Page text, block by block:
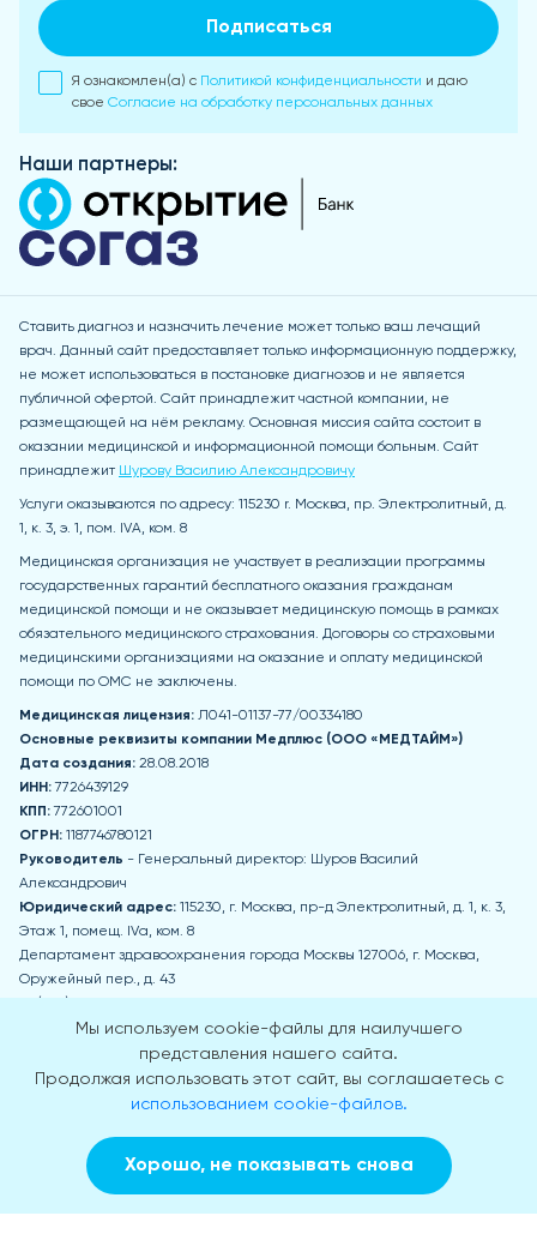
Подписаться
Я ознакомлен(а) с Политикой конфиденциальности и даю
свое Согласие на обработку персональных данных
Наши партнеры:
Ставить диагноз и назначить лечение может только ваш лечащий
врач. Данный сайт предоставляет только информационную поддержку,
не может использоваться в постановке диагнозов и не является
публичной офертой. Сайт принадлежит частной компании, не
размещающей на нём рекламу. Основная миссия сайта состоит в
оказании медицинской и информационной помощи больным. Сайт
принадлежит Шурову Василию Александровичу
Услуги оказываются по адресу: 115230 r. Москва, пр. Электролитный, д.
1, к. 3, э. 1, пом. IVA, ком. 8
Медицинская организация не участвует в реализации программы
государственных гарантий бесплатного оказания гражданам
медицинской помощи и не оказывает медицинскую помощь в рамках
обязательного медицинского страхования. Договоры со страховыми
медицинскими организациями на оказание и оплату медицинской
помощи по ОМС не заключены.
Медицинская лицензия: Л041-01137-77/00334180
Основные реквизиты компании Медплюс (ООО «МЕДТАЙМ»)
Дата создания: 28.08.2018
ИНН:7726439129
КПП:772601001
ОГРН: 1187746780121
Руководитель - Генеральный директор: Шуров Василий
Александрович
Юридический адрес: 115230, г. Москва, пр-д Электролитный, д. 1, к. 3,
Этаж 1, помещ. IVа, ком. 8
Департамент здравоохранения города Москвы 127006, г. Москва,
Оружейный пер., д. 43
zdrav@mos.ru
Пн-Чт: 8:00-17:00 Пт: 8:00-15:45 Обед: 12:30-13:15 Сб, Вс - выходные дни
Приемная Департамента здравоохранения города Москвы
Пн-Чт: 9:00-18:00 Пт: 9:00-16:45 Обед: 13:30-14:30 Сб, Вс - выходные дни
© 2018-2026
Мы используем cookie-файлы для наилучшего
представления нашего сайта.
Продолжая использовать этот сайт, вы соглашаетесь с
использованием cookie-файлов.
Хорошо, не показывать снова
Заказать звонок Вызвать врача на дом